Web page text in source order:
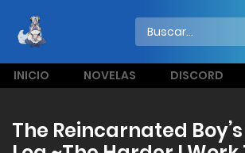
INICIO NOVELAS DISCORD
The Reincarnated